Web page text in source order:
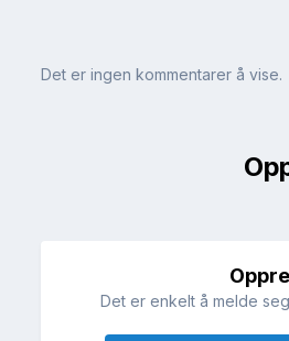
Det er ingen kommentarer å vise.
Det er enkelt å melde